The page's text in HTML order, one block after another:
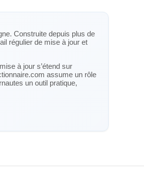
Construite depuis plus de
régulier de mise à jour et
à jour s’étend sur
assume un rôle
un outil pratique,